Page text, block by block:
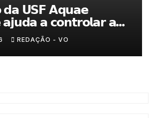
𝗱𝗮 𝗨𝗦𝗙 𝗔𝗾𝘂𝗮𝗲
𝗮𝗷𝘂𝗱𝗮 𝗮 𝗰𝗼𝗻𝘁𝗿𝗼𝗹𝗮𝗿 𝗮
REDAÇÃO - VO